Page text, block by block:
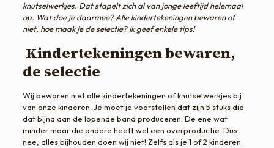
knutselwerkjes. Dat stapelt zich al van jonge leeftijd helemaal
op. Wat doe je daarmee? Alle kindertekeningen bewaren of
niet, hoe maak je de selectie? Ik geef enkele tips!
Kindertekeningen bewaren,
de selectie
Wij bewaren niet alle kindertekeningen of knutselwerkjes bij
van onze kinderen. Je moet je voorstellen dat zijn 5 stuks die
dat bijna aan de lopende band produceren. De ene wat
minder maar die andere heeft wel een overproductie. Dus
nee, alles bijhouden doen wij niet! Zelfs als je 1 of 2 kinderen